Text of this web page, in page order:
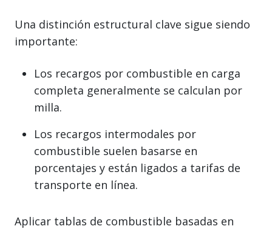
Una distinción estructural clave sigue siendo
importante:
Los recargos por combustible en carga
completa generalmente se calculan por
milla.
Los recargos intermodales por
combustible suelen basarse en
porcentajes y están ligados a tarifas de
transporte en línea.
Aplicar tablas de combustible basadas en